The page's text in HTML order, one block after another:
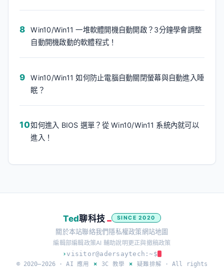
Win10/Win11 一堆軟體開機自動開啟？3分鐘學會調整
自動開機啟動的軟體程式！
Win10/Win11 如何防止電腦自動關閉螢幕與自動進入睡
眠？
如何進入 BIOS 選單？從 Win10/Win11 系統內就可以
進入！
Ted聊科技 SINCE 2020
關於本站聯絡我們 隱私權政策網站地圖
編輯部編輯政策AI 輔助說明更正與撤稿政策
› visitor@adersaytech:~$
© 2020–2026 ·AI 應用 × 3C 教學 × 疑難排解 · All rights